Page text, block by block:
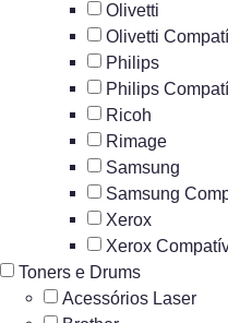
Olivetti
Olivetti
Philips
Philips
Ricoh
Rimage
Samsung
Samsung
Xerox
Xerox
Toners e Drums
Acessórios Laser